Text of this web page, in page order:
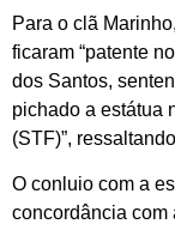
Para o clã
ficaram “patente
dos Santos,
pichado a estátua
(STF)”,
O conluio com a
concordância com